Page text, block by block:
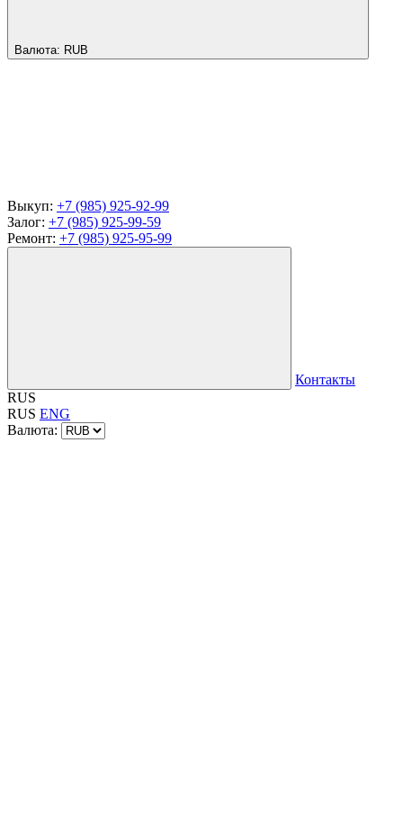
Валюта: RUB
Выкуп: +7 (985) 925-92-99
Залог: +7 (985) 925-99-59
Ремонт: +7 (985) 925-95-99
Контакты
RUS
RUS ENG
Валюта: